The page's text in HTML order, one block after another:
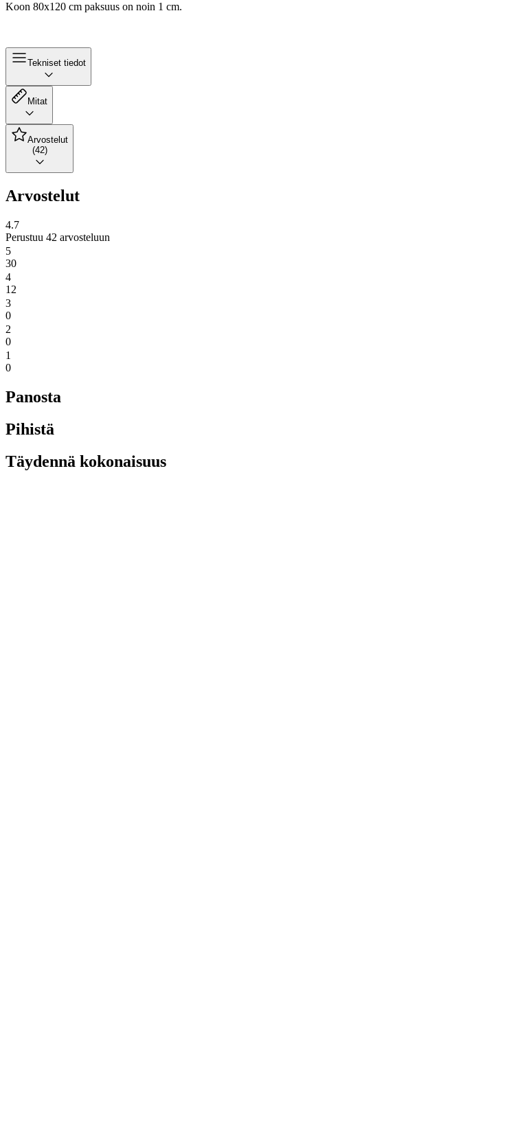
Koon 80x120 cm paksuus on noin 1 cm.
Tekniset tiedot
Mitat
Arvostelut
(42)
Arvostelut
4.7
Perustuu 42 arvosteluun
5
30
4
12
3
0
2
0
1
0
Panosta
Pihistä
Täydennä kokonaisuus